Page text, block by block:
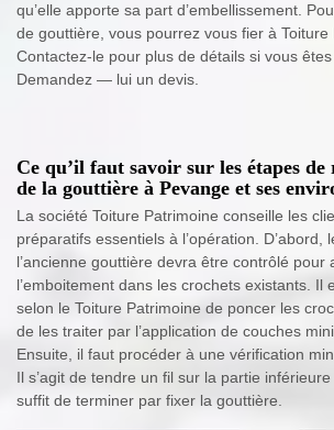
qu’elle apporte sa part d’embellissement.
de gouttière, vous pourrez vous fier à Toiture
Contactez-le pour plus de détails si vous êtes
Demandez — lui un devis.
Ce qu’il faut savoir sur les étapes de
de la gouttière à Pevange et ses
La société Toiture Patrimoine conseille les
préparatifs essentiels à l’opération. D’abord,
l’ancienne gouttière devra être contrôlé pour
l’emboitement dans les crochets existants. Il
selon le Toiture Patrimoine de poncer les
de les traiter par l’application de couches
Ensuite, il faut procéder à une vérification
Il s’agit de tendre un fil sur la partie
suffit de terminer par fixer la gouttière.